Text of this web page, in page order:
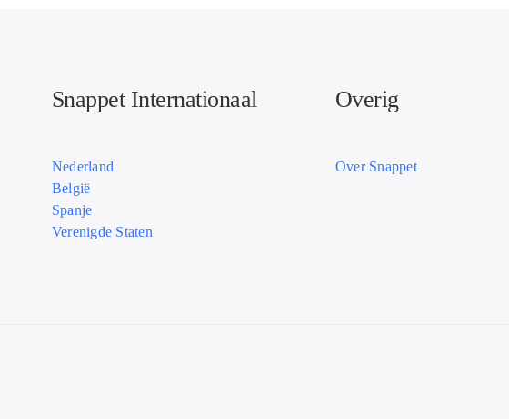
Snappet Internationaal
Nederland
België
Spanje
Verenigde Staten
Overig
Over Snappet